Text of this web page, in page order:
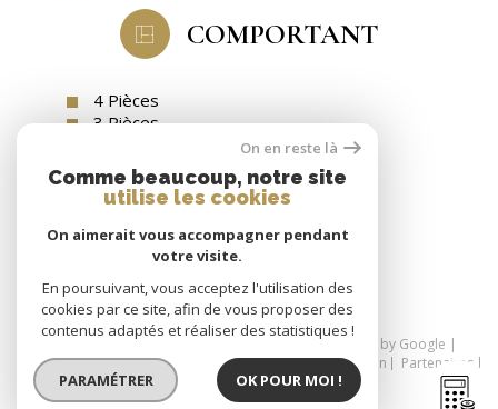
COMPORTANT
4 Pièces
3 Pièces
SE CONNECTER
espace propriétaire
© 2026 | Tous droits réservés | Traduction powered by Google |
Nos honoraires
Plan du site Mentions légales Admin
Partenaires
Politique RGPD
Cookies
On en reste là
Comme beaucoup, notre site
utilise les cookies
On aimerait vous accompagner pendant
votre visite.
En poursuivant, vous acceptez l'utilisation des
cookies par ce site, afin de vous proposer des
contenus adaptés et réaliser des statistiques !
PARAMÉTRER OK POUR MOI !